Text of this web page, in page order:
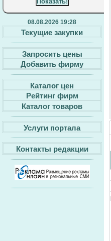
08.08.2026 19:28
Текущие закупки
Запросить цены
Добавить фирму
Каталог цен
Рейтинг фирм
Каталог товаров
Услуги портала
Контакты редакции